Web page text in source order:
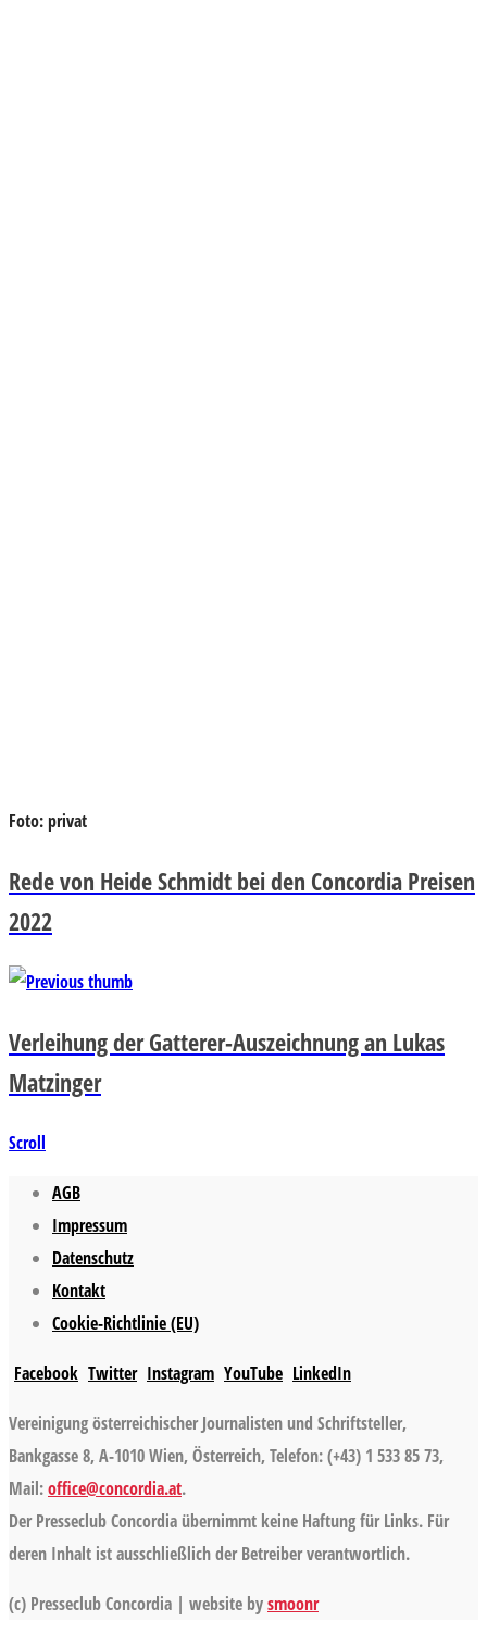
Foto: privat
Rede von Heide Schmidt bei den Concordia Preisen
2022
Verleihung der Gatterer-Auszeichnung an Lukas
Matzinger
Scroll
AGB
Impressum
Datenschutz
Kontakt
Cookie-Richtlinie (EU)
Facebook Twitter Instagram YouTube LinkedIn
Vereinigung österreichischer Journalisten und Schriftsteller,
Bankgasse 8, A-1010 Wien, Österreich, Telefon: (+43) 1 533 85 73,
Mail:office@concordia.at.
Der Presseclub Concordia übernimmt keine Haftung für Links. Für
deren Inhalt ist ausschließlich der Betreiber verantwortlich.
(c) Presseclub Concordia | website bysmoonr